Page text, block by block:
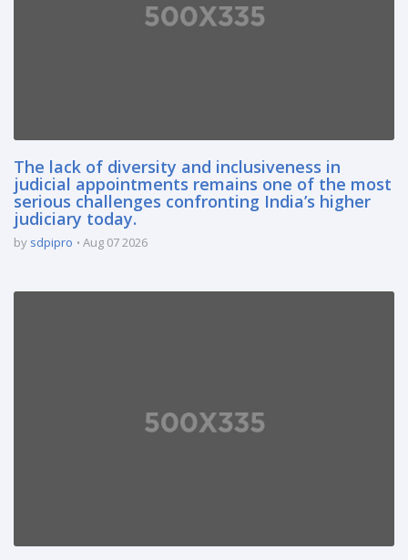
The lack of diversity and inclusiveness in
judicial appointments remains one of the most
serious challenges confronting India’s higher
judiciary today.
by sdpipro Aug 07 2026